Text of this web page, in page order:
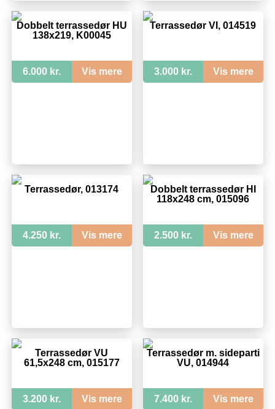
Dobbelt terrassedør HU
138x219, K00045
6.000 kr. Vis mere
Terrassedør VI, 014519
3.000 kr. Vis mere
Terrassedør, 013174
4.250 kr. Vis mere
Dobbelt terrassedør HI
118x248 cm, 015096
2.500 kr. Vis mere
Terrassedør VU
61,5x248 cm, 015177
3.200 kr. Vis mere
Terrassedør m. sideparti
VU, 014944
7.400 kr. Vis mere